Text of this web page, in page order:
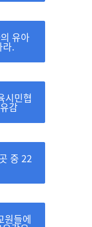
유아
라.
시민협
감
중 22
원들에